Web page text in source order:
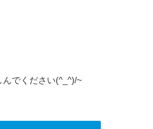
でください(^_^)/~